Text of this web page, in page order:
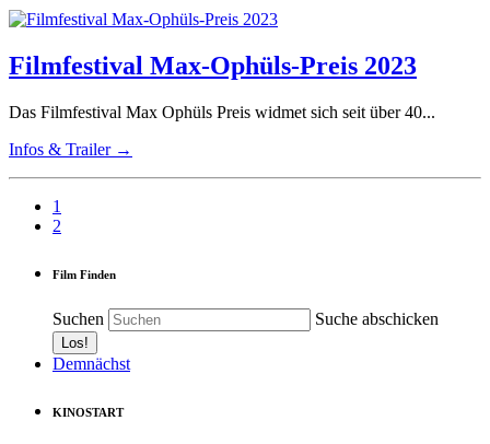
Filmfestival Max-Ophüls-Preis 2023
Das Filmfestival Max Ophüls Preis widmet sich seit über 40...
Infos & Trailer →
1
2
Film Finden
Suchen Suche abschicken
Demnächst
KINOSTART